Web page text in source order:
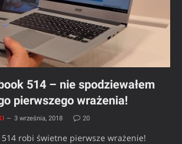
514 – nie spodziewałem
pierwszego wrażenia!
3 września, 2018 20
robi świetne pierwsze wrażenie!